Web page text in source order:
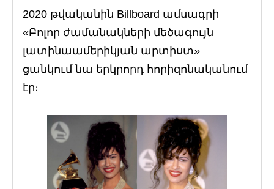
2020 թվականին Billboard ամսագրի
«Բոլոր ժամանակների մեծագույն
լատինաամերիկյան արտիստ»
ցանկում նա երկրորդ հորիզոնականում
էր։